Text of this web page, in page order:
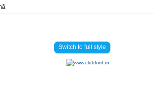
Switch to full style